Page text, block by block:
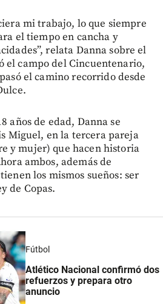
mi trabajo, lo que siempre
el tiempo en cancha y
relata Danna sobre el
el campo del Cincuentenario,
el camino recorrido desde
años de edad, Danna se
Miguel, en la tercera pareja
y mujer) que hacen historia
ambos, además de
los mismos sueños: ser
de Copas.
Fútbol
Atlético Nacional confirmó dos
refuerzos y prepara otro
anuncio